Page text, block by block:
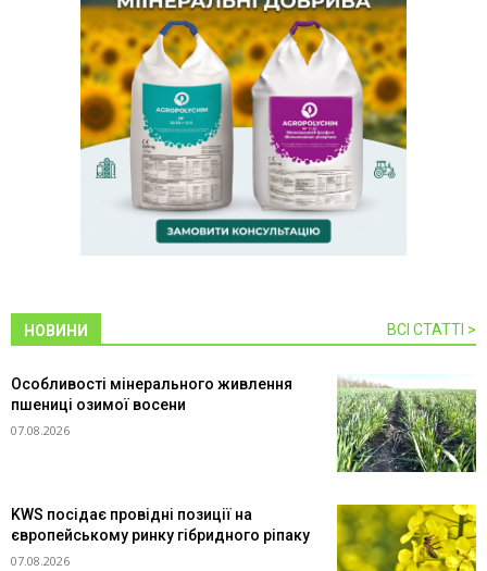
НОВИНИ ВСІ СТАТТІ >
Особливості мінерального живлення
пшениці озимої восени
07.08.2026
KWS посідає провідні позиції на
європейському ринку гібридного ріпаку
07.08.2026